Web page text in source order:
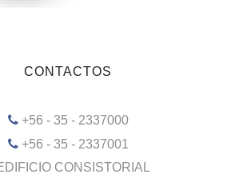
CONTACTOS
+56 - 35 - 2337000
+56 - 35 - 2337001
CONSISTORIAL